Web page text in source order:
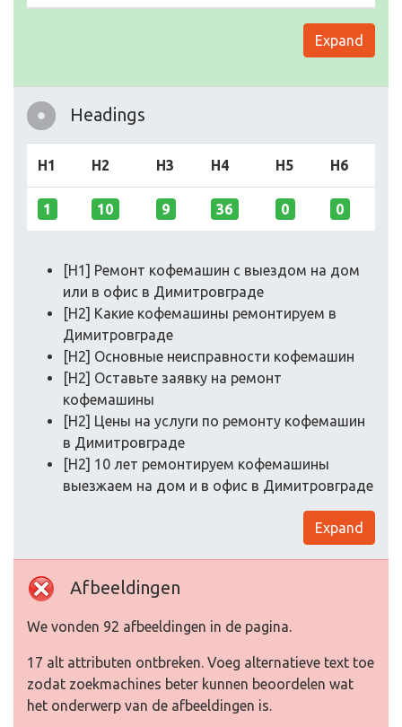
Expand
Headings
H1 H2 H3 H4 H5 H6
1 10 9 36 0 0
[H1] Ремонт кофемашин с выездом на дом
или в офис в Димитровграде
[H2] Какие кофемашины ремонтируем в
Димитровграде
[H2] Основные неисправности кофемашин
[H2] Оставьте заявку на ремонт
кофемашины
[H2] Цены на услуги по ремонту кофемашин
в Димитровграде
[H2] 10 лет ремонтируем кофемашины
выезжаем на дом и в офис в Димитровграде
Expand
Afbeeldingen
We vonden 92 afbeeldingen in de pagina.
17 alt attributen ontbreken. Voeg alternatieve text toe
zodat zoekmachines beter kunnen beoordelen wat
het onderwerp van de afbeeldingen is.